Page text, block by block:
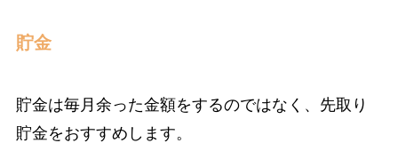
貯金
貯金は毎月余った金額をするのではなく、先取り
貯金をおすすめします。